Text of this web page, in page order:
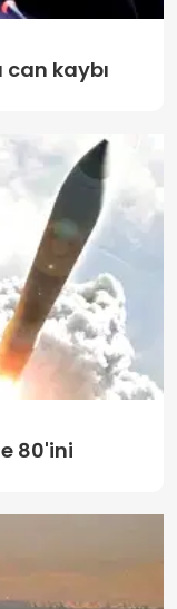
can kaybı
80'ini